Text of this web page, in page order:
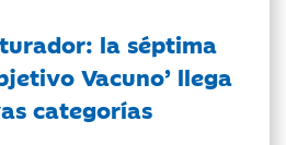
la séptima
Vacuno’ llega
categorías